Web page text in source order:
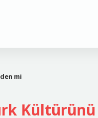
mi
Kültürünü